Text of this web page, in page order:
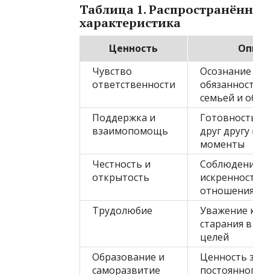
Таблица 1.
характеристика
Ценность
Чувство
ответственности
Осознание
семьей и
Поддержка и
взаимопомощь
друг
моменты
Честность и
открытость
Трудолюбие
Уважение
старания
целей
Образование и
саморазвитие
Ценность